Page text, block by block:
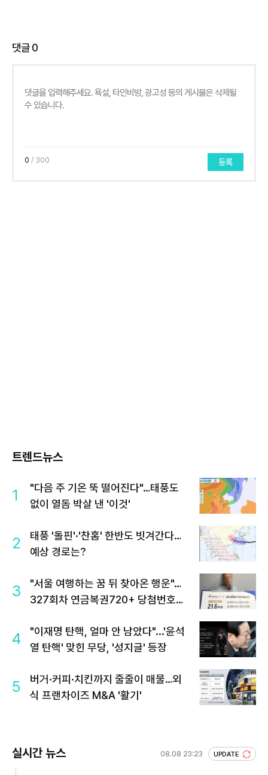
댓글0
0 / 300 등록
트렌드뉴스
1
"다음 주 기온 뚝 떨어진다"…태풍도
없이 열돔 박살 낸 '이것'
2
태풍 '돌핀'·'찬홈' 한반도 빗겨간다…
예상 경로는?
3
"서울 여행하는 꿈 뒤 찾아온 행운"…
327회차 연금복권720+ 당첨번호조
4
"이재명 탄핵, 얼마 안 남았다"...'윤석
열 탄핵' 맞힌 무당, '성지글' 등장
5
버거·커피·치킨까지 줄줄이 매물…외
식 프랜차이즈 M&A '활기'
실시간 뉴스 08.08 23:23 UPDATE